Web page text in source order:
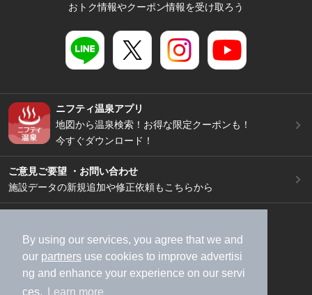
By using our services, you agree that we and
our partners use cookies to improve advertisi
ng and enhance your experience on our servi
ces.
Learn more
おトク情報やクーポン情報を受け取ろう
ニフティ温泉アプリ
地図から温泉検索！お得な限定クーポンも！
今すぐダウンロード！
ご意見ご要望 ・お問い合わせ
施設データの新規追加や修正依頼もこちらから
加盟店募集（資料請求）
広告出稿のご案内
利用規約
ライフスタイルMEMBERS+規約
特定商取引法に基づく表記
ヘルプ
採用情報